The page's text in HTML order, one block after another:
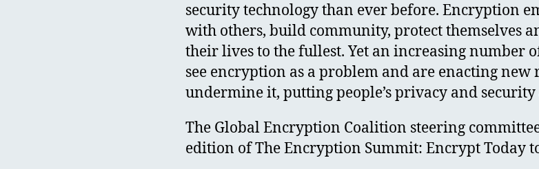
security technology than ever before. Encryption
with others, build community, protect themselves
their lives to the fullest. Yet an increasing number
see encryption as a problem and are enacting
undermine it, putting people’s privacy and security
The Global Encryption Coalition steering
edition of The Encryption Summit: Encrypt Today